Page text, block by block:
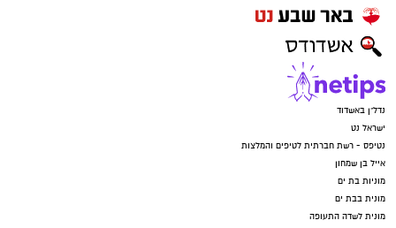
נדל"ן באשדוד
ישראל נט
נטיפס - רשת חברתית לטיפים והמלצות
אייל בן שמחון
מוניות בת ים
מונית בבת ים
מונית לשדה התעופה